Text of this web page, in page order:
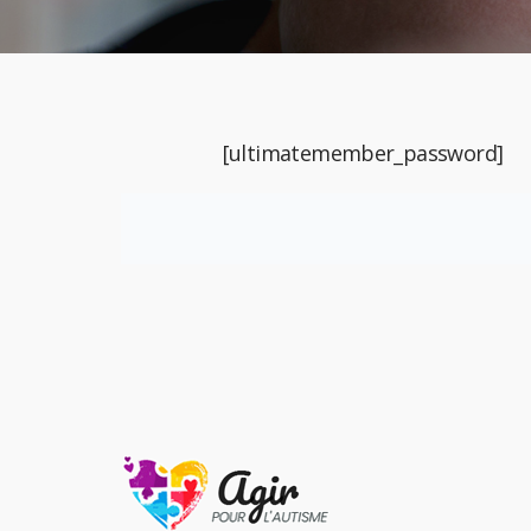
[ultimatemember_password]